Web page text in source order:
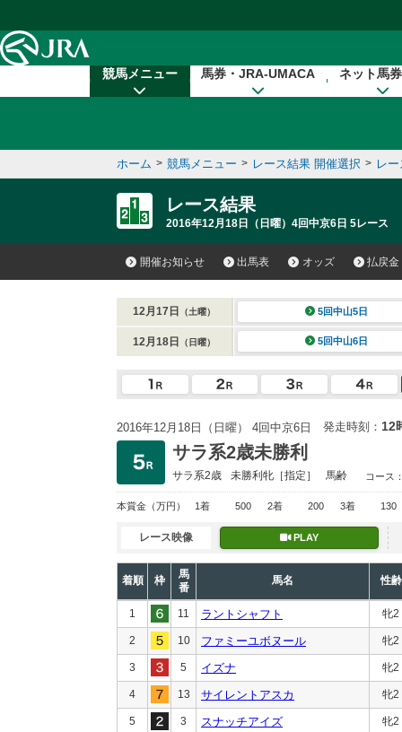
競馬メニュー 馬券・JRA-UMACA ネット馬
ホーム > 競馬メニュー > レース結果 開催選択 > レ
レース結果
2016年12月18日（日曜）4回中京6日 5レース
開催お知らせ 出馬表 オッズ 払戻金
12月17日 （土曜） 5回中山5日
12月18日 （日曜） 5回中山6日
2016年12月18日（日曜） 4回中京6日 発走時刻： 12
サラ系2歳未勝利
サラ系2歳 未勝利牝［指定］ 馬齢 コース
本賞金 （万円） 1着 500 2着 200 3着 130
レース映像 PLAY
着順 枠
馬
番
馬名 性齢
1 11 ラントシャフト 牝2
2 10 ファミーユボヌール 牝2
3 5 イズナ 牝2
4 13 サイレントアスカ 牝2
5 3 スナッチアイズ 牝2